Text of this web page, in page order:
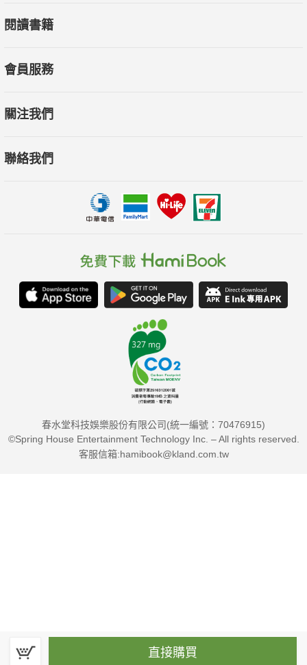
直接購買
閱讀書籍
會員服務
關注我們
聯絡我們
春水堂科技娛樂股份有限公司(統一編號：70476915)
©Spring House Entertainment Technology Inc. – All rights reserved.
客服信箱:hamibook@kland.com.tw